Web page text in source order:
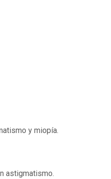
y miopía.
astigmatismo.